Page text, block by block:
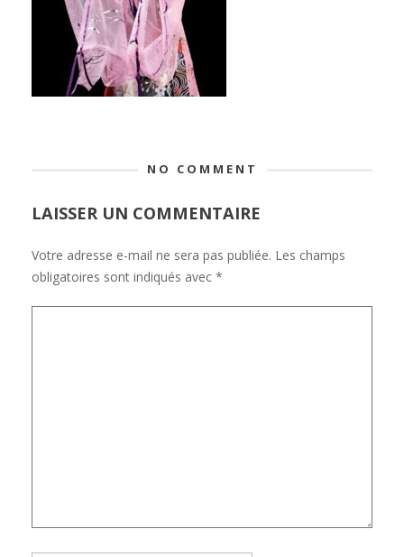
NO COMMENT
LAISSER UN COMMENTAIRE
Votre adresse e-mail ne sera pas publiée. Les champs
obligatoires sont indiqués avec *